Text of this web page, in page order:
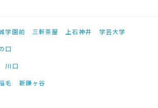
学園前 三軒茶屋 上石神井
学芸大学
口
川口
毛 新鎌ヶ谷